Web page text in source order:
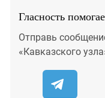
Гласность
Отправь
«Кавказского